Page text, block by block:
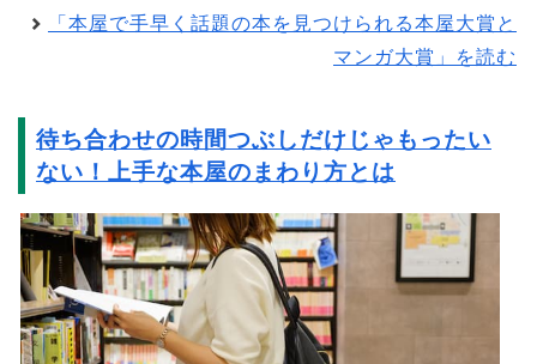
「本屋で手早く話題の本を見つけられる本屋大賞と
マンガ大賞」を読む
待ち合わせの時間つぶしだけじゃもったい
ない！上手な本屋のまわり方とは